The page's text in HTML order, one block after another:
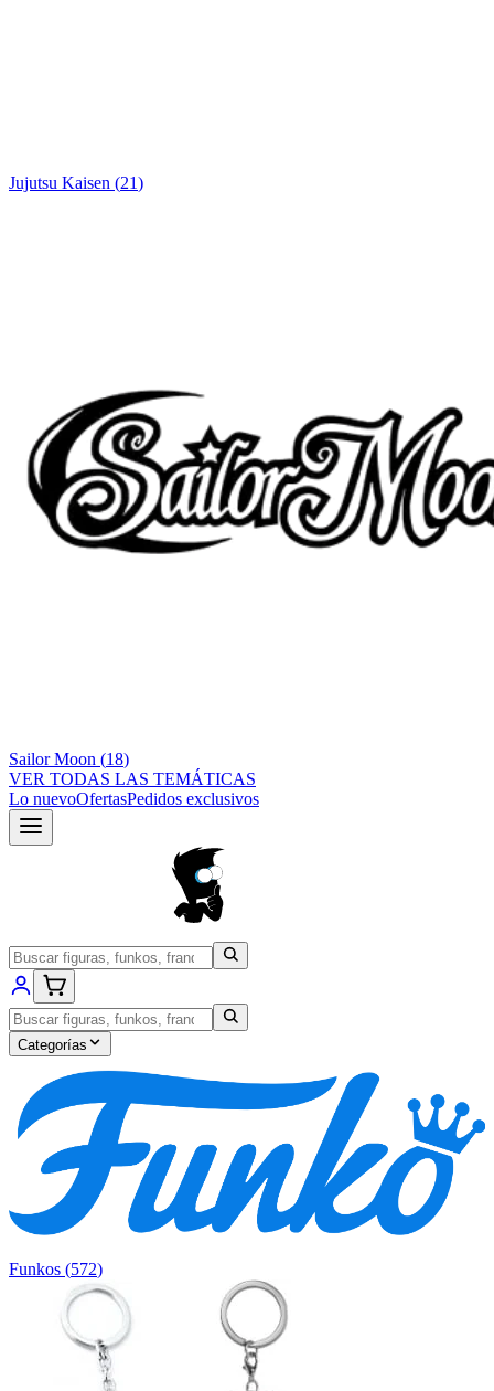
Jujutsu Kaisen (21)
Sailor Moon (18)
VER TODAS LAS TEMÁTICAS
Lo nuevoOfertasPedidos exclusivos
Categorías
Funkos (572)